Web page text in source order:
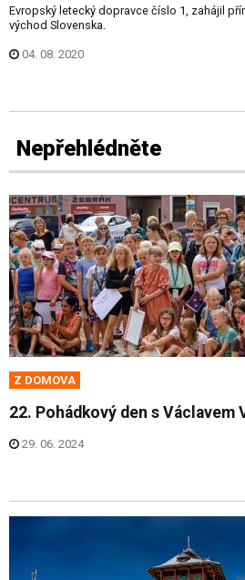
Evropský letecký dopravce číslo 1, zahájil
východ Slovenska.
04. 08. 2020
Nepřehlédněte
Z DOMOVA
22. Pohádkový den s Václavem
29. 06. 2024